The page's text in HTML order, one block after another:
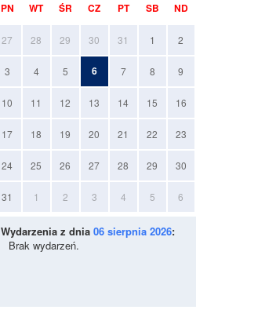
PN WT ŚR CZ PT SB ND
27 28 29 30 31 1 2
3 4 5 6 7 8 9
10 11 12 13 14 15 16
17 18 19 20 21 22 23
24 25 26 27 28 29 30
31 1 2 3 4 5 6
Wydarzenia z dnia 06 sierpnia 2026:
Brak wydarzeń.